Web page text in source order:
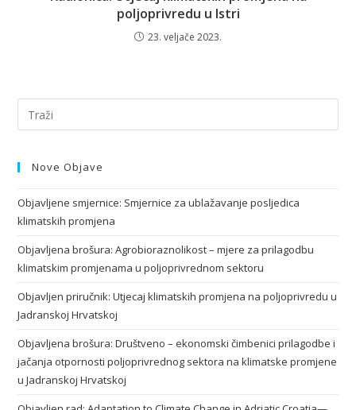
poljoprivredu u Istri
23. veljače 2023.
Nove Objave
Objavljene smjernice: Smjernice za ublažavanje posljedica
klimatskih promjena
Objavljena brošura: Agrobioraznolikost – mjere za prilagodbu
klimatskim promjenama u poljoprivrednom sektoru
Objavljen priručnik: Utjecaj klimatskih promjena na poljoprivredu u
Jadranskoj Hrvatskoj
Objavljena brošura: Društveno – ekonomski čimbenici prilagodbe i
jačanja otpornosti poljoprivrednog sektora na klimatske promjene
u Jadranskoj Hrvatskoj